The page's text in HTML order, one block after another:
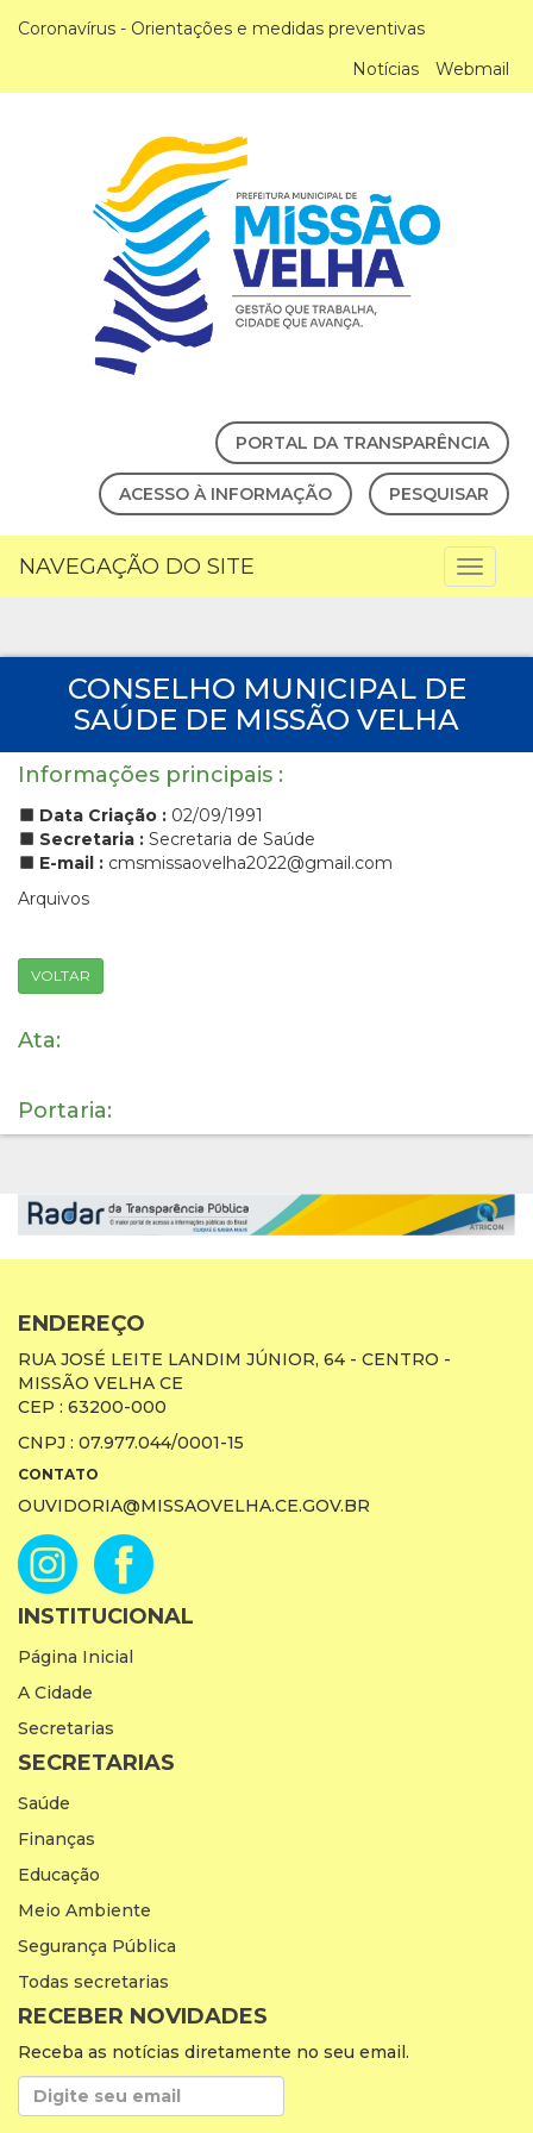
Coronavírus - Orientações e medidas preventivas
Notícias
Webmail
PORTAL DA TRANSPARÊNCIA
ACESSO À INFORMAÇÃO PESQUISAR
NAVEGAÇÃO DO SITE
CONSELHO MUNICIPAL DE
SAÚDE DE MISSÃO VELHA
Informações principais :
Data Criação : 02/09/1991
Secretaria : Secretaria de Saúde
E-mail : cmsmissaovelha2022@gmail.com
Arquivos
VOLTAR
Ata:
Portaria:
ENDEREÇO
RUA JOSÉ LEITE LANDIM JÚNIOR, 64 - CENTRO -
MISSÃO VELHA CE
CEP : 63200-000
CNPJ : 07.977.044/0001-15
CONTATO
OUVIDORIA@MISSAOVELHA.CE.GOV.BR
INSTITUCIONAL
Página Inicial
A Cidade
Secretarias
SECRETARIAS
Saúde
Finanças
Educação
Meio Ambiente
Segurança Pública
Todas secretarias
RECEBER NOVIDADES
Receba as notícias diretamente no seu email.